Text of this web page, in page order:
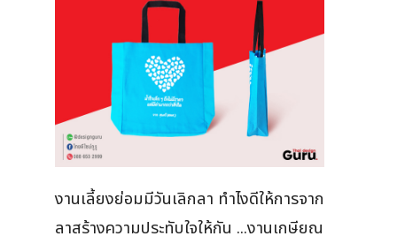
งานเลี้ยงย่อมมีวันเลิกลา ทำไงดีให้การจาก
ลาสร้างความประทับใจให้กัน ...งานเกษียณ